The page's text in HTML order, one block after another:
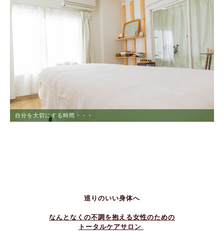
ストレスからの解放
巡りのいい身体へ
なんとなくの不調を抱える女性のための
トータルケアサロン